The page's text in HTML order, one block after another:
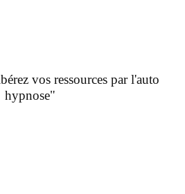
vos ressources par l'auto
hypnose"